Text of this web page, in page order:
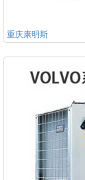
重庆康明斯